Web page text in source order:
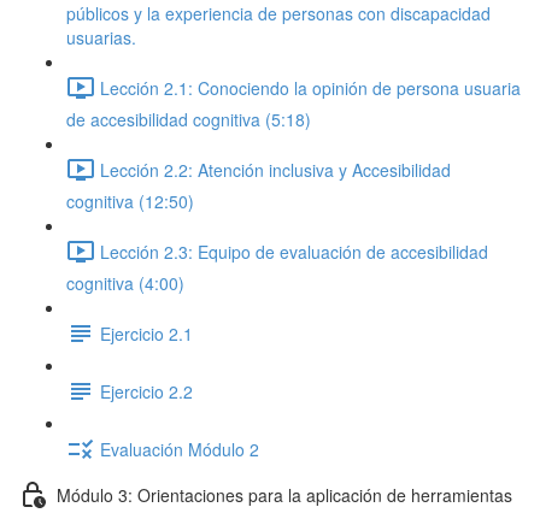
públicos y la experiencia de personas con discapacidad
usuarias.
Lección 2.1: Conociendo la opinión de persona usuaria
de accesibilidad cognitiva (5:18)
Lección 2.2: Atención inclusiva y Accesibilidad
cognitiva (12:50)
Lección 2.3: Equipo de evaluación de accesibilidad
cognitiva (4:00)
Ejercicio 2.1
Ejercicio 2.2
Evaluación Módulo 2
Módulo 3: Orientaciones para la aplicación de herramientas